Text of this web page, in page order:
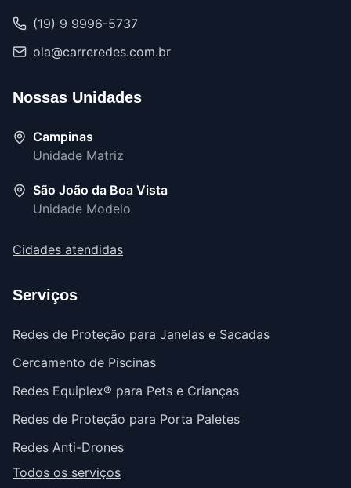
(19) 9 9996-5737
ola@carreredes.com.br
Nossas Unidades
Campinas
Unidade Matriz
São João da Boa Vista
Unidade Modelo
Cidades atendidas
Serviços
Redes de Proteção para Janelas e Sacadas
Cercamento de Piscinas
Redes Equiplex® para Pets e Crianças
Redes de Proteção para Porta Paletes
Redes Anti-Drones
Todos os serviços